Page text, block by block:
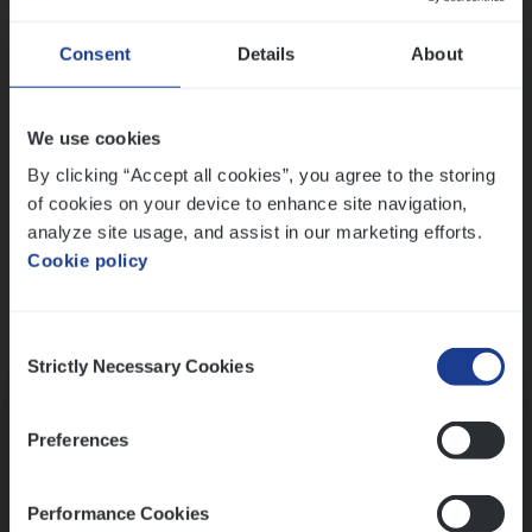
Consent Details About
We use cookies
By clicking “Accept all cookies”, you agree to the storing
of cookies on your device to enhance site navigation,
analyze site usage, and assist in our marketing efforts.
Cookie policy
Selection
Strictly Necessary Cookies
Preferences
Performance Cookies
Ons sollicitatieproces